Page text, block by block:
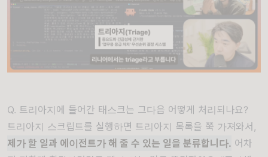
Q. 트리아지에 들어간 태스크는 그다음 어떻게 처리되나요?
트리아지 스크립트를 실행하면 트리아지 목록을 쭉 가져와서,
제가 할 일과 에이전트가 해 줄 수 있는 일을 분류합니다. 어차